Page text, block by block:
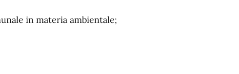
in materia ambientale;